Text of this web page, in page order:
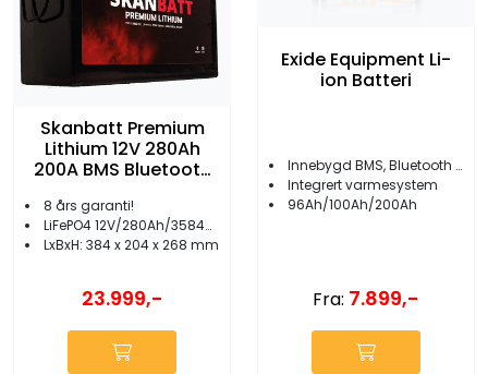
Skanbatt Premium
Lithium 12V 280Ah
200A BMS Bluetooth
8 års garanti!
LiFePO4 12V/280Ah/3584Wh
LxBxH: 384 x 204 x 268 mm
23.999,-
Exide Equipment Li-
ion Batteri
Innebygd BMS, Bluetooth og Sleep Mode
Integrert varmesystem
96Ah/100Ah/200Ah
Fra: 7.899,-